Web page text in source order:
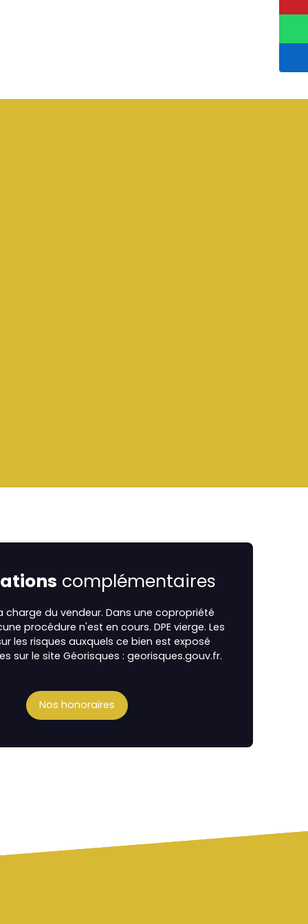
complémentaires
charge du vendeur. Dans une copropriété
procédure n'est en cours. DPE vierge. Les
les risques auxquels ce bien est exposé
sur le site Géorisques : georisques.gouv.fr.
Nos honoraires